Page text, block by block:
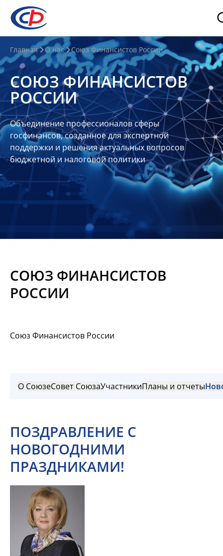
О
нас
О
СФР
Совет
Союза
Участники
Планы
отчеты
Контакты
Материалы
Главная О нас Союз Финансистов России
СОЮЗ ФИНАНСИСТОВ
РОССИИ
Объединение профессионалов сферы
госфинансов, созданное для экспертной
поддержки и решения актуальных вопросов
бюджетной и налоговой политики
СОЮЗ ФИНАНСИСТОВ
РОССИИ
Союз Финансистов России
О СоюзеСовет СоюзаУчастникиПланы и отчеты
ПОЗДРАВЛЕНИЕ С
НОВОГОДНИМИ
ПРАЗДНИКАМИ!